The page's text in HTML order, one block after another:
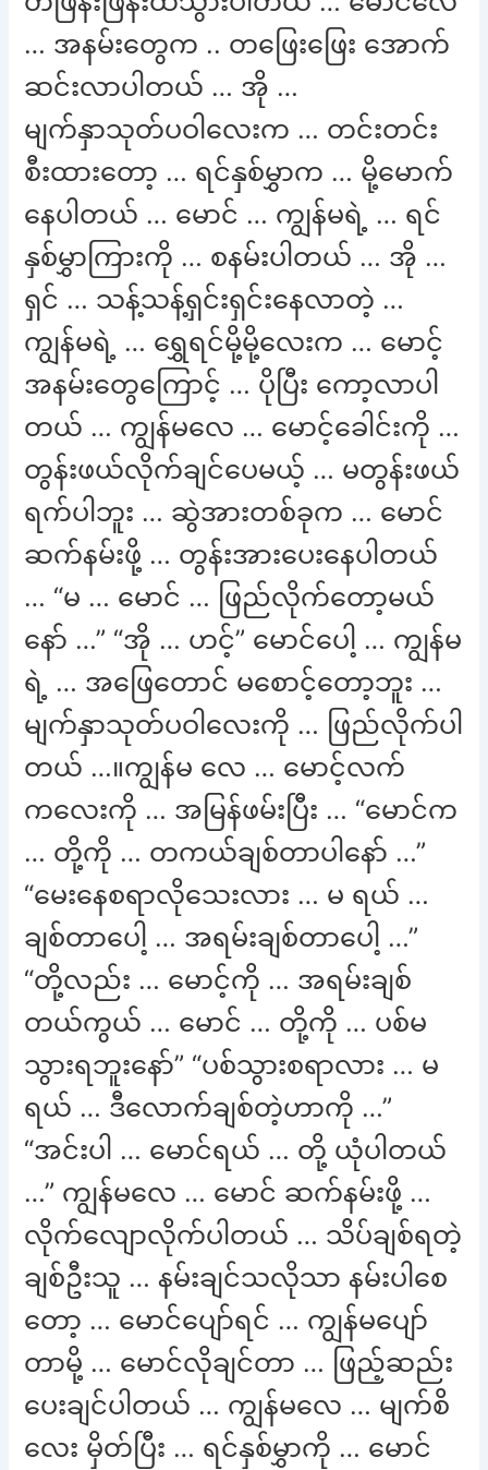
… အနမ်းတွေက .. တဖြေးဖြေး အောက်
ဆင်းလာပါတယ် … အို …
မျက်နှာသုတ်ပဝါလေးက … တင်းတင်း
စီးထားတော့ … ရင်နှစ်မွှာက … မို့မောက်
နေပါတယ် … မောင် … ကျွန်မရဲ့ … ရင်
နှစ်မွှာကြားကို … စနမ်းပါတယ် … အို …
ရှင် … သန့်သန့်ရှင်းရှင်းနေလာတဲ့ …
ကျွန်မရဲ့ … ရွှေရင်မို့မို့လေးက … မောင့်
အနမ်းတွေကြောင့် … ပိုပြီး ကော့လာပါ
တယ် … ကျွန်မလေ … မောင့်ခေါင်းကို …
တွန်းဖယ်လိုက်ချင်ပေမယ့် … မတွန်းဖယ်
ရက်ပါဘူး … ဆွဲအားတစ်ခုက … မောင်
ဆက်နမ်းဖို့ … တွန်းအားပေးနေပါတယ်
… “မ … မောင် … ဖြည်လိုက်တော့မယ်
နော် …” “အို … ဟင့်” မောင်ပေါ့ … ကျွန်မ
ရဲ့ … အဖြေတောင် မစောင့်တော့ဘူး …
မျက်နှာသုတ်ပဝါလေးကို … ဖြည်လိုက်ပါ
တယ် …။ကျွန်မ လေ … မောင့်လက်
ကလေးကို … အမြန်ဖမ်းပြီး … “မောင်က
… တို့ကို … တကယ်ချစ်တာပါနော် …”
“မေးနေစရာလိုသေးလား … မ ရယ် …
ချစ်တာပေါ့ … အရမ်းချစ်တာပေါ့ …”
“တို့လည်း … မောင့်ကို … အရမ်းချစ်
တယ်ကွယ် … မောင် … တို့ကို … ပစ်မ
သွားရဘူးနော်” “ပစ်သွားစရာလား … မ
ရယ် … ဒီလောက်ချစ်တဲ့ဟာကို …”
“အင်းပါ … မောင်ရယ် … တို့ ယုံပါတယ်
…” ကျွန်မလေ … မောင် ဆက်နမ်းဖို့ …
လိုက်လျောလိုက်ပါတယ် … သိပ်ချစ်ရတဲ့
ချစ်ဦးသူ … နမ်းချင်သလိုသာ နမ်းပါစေ
တော့ … မောင်ပျော်ရင် … ကျွန်မပျော်
တာမို့ … မောင်လိုချင်တာ … ဖြည့်ဆည်း
ပေးချင်ပါတယ် … ကျွန်မလေ … မျက်စိ
လေး မှိတ်ပြီး … ရင်နှစ်မွှာကို … မောင်